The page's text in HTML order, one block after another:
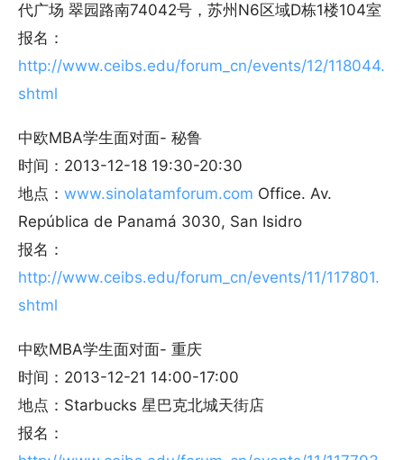
代广场 翠园路南74042号，苏州N6区域D栋1楼104室
报名：
http://www.ceibs.edu/forum_cn/events/12/118044.
shtml
中欧MBA学生面对面- 秘鲁
时间：2013-12-18 19:30-20:30
地点： www.sinolatamforum.com Office. Av.
República de Panamá 3030, San Isidro
报名：
http://www.ceibs.edu/forum_cn/events/11/117801.
shtml
中欧MBA学生面对面- 重庆
时间：2013-12-21 14:00-17:00
地点：Starbucks 星巴克北城天街店
报名：